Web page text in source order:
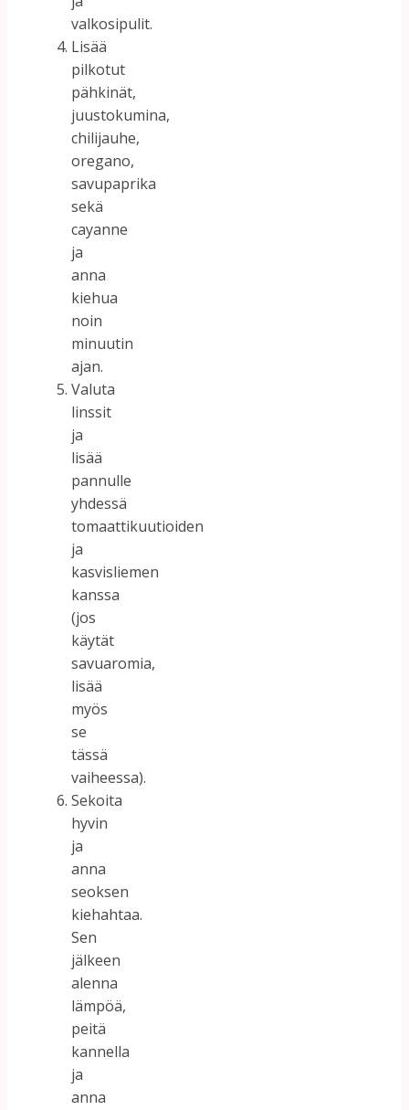
valkosipulit.
Lisää
pilkotut
pähkinät,
juustokumina,
chilijauhe,
oregano,
savupaprika
sekä
cayanne
ja
anna
kiehua
noin
minuutin
ajan.
Valuta
linssit
ja
lisää
pannulle
yhdessä
tomaattikuutioiden
ja
kasvisliemen
kanssa
(jos
käytät
savuaromia,
lisää
myös
se
tässä
vaiheessa).
Sekoita
hyvin
ja
anna
seoksen
kiehahtaa.
Sen
jälkeen
alenna
lämpöä,
peitä
kannella
ja
anna